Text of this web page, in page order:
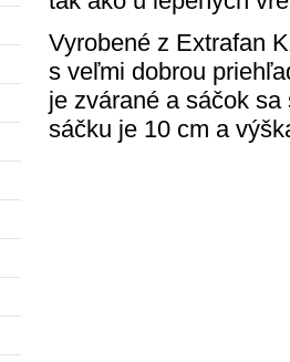
Vyrobené z Extrafan
s veľmi dobrou
je zvárané a sáčok
sáčku je 10 cm a